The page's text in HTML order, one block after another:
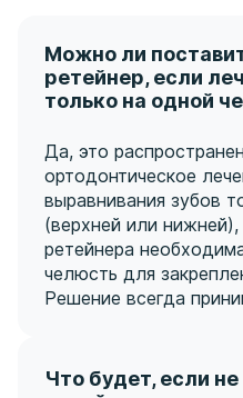
Можно ли
ретейнер, если
только на одной
Да, это
ортодонтическое
выравнивания зубов
(верхней или
ретейнера
челюсть для
Решение всегда
Что будет, если